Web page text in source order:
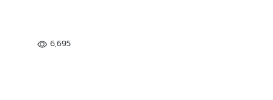
6,695